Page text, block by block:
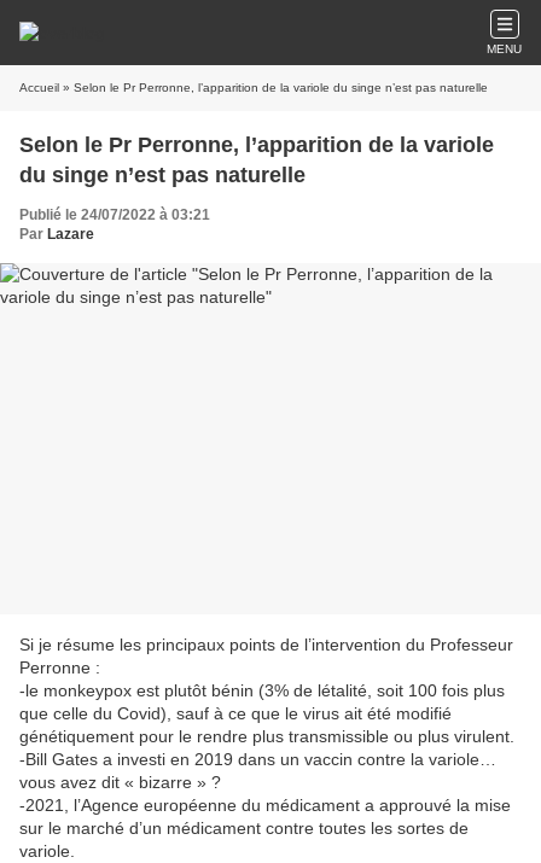
MENU
Accueil » Selon le Pr Perronne, l’apparition de la variole du singe n’est pas naturelle
Selon le Pr Perronne, l’apparition de la variole
du singe n’est pas naturelle
Publié le 24/07/2022 à 03:21
Par Lazare
Si je résume les principaux points de l’intervention du Professeur
Perronne :
-le monkeypox est plutôt bénin (3% de létalité, soit 100 fois plus
que celle du Covid), sauf à ce que le virus ait été modifié
génétiquement pour le rendre plus transmissible ou plus virulent.
-Bill Gates a investi en 2019 dans un vaccin contre la variole…
vous avez dit « bizarre » ?
-2021, l’Agence européenne du médicament a approuvé la mise
sur le marché d’un médicament contre toutes les sortes de
variole.